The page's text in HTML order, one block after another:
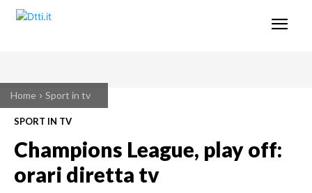
Home Sport in tv
SPORT IN TV
Champions League, play off:
orari diretta tv